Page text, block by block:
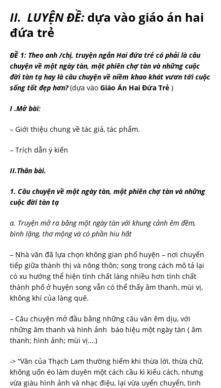
II. LUYỆN ĐỀ: dựa vào giáo án hai
đứa trẻ
ĐỀ 1: Theo anh /chị, truyện ngắn Hai đứa trẻ có phải là câu
chuyện về một ngày tàn, một phiên chợ tàn và những cuộc
đời tàn tạ hay là câu chuyện về niềm khao khát vươn tới cuộc
sống tốt đẹp hơn?(dựa vào Giáo Án Hai Đứa Trẻ )
I .Mở bài:
– Giới thiệu chung về tác giả, tác phẩm.
– Trích dẫn ý kiến
II.Thân bài.
1. Câu chuyện về một ngày tàn, một phiên chợ tàn và những
cuộc đời tàn tạ
a. Truyện mở ra bằng một ngày tàn với khung cảnh êm đềm,
bình lặng, thơ mộng và có phần hiu hắt
– Nhà văn đã lựa chọn không gian phố huyện – nơi chuyển
tiếp giữa thành thị và nông thôn; song trong cách mô tả lại
có xu hướng thể hiện tính chất làng nhiều hơn tính chất
thành phố ở huyện song vẫn có thể thấy âm thanh, mùi vị,
không khí của làng quê.
– Câu chuyện mở đầu bằng những câu văn êm dịu, với
những âm thanh và hình ảnh báo hiệu một ngày tàn ( âm
thanh; hình ảnh; mùi vị….)
-> “Văn của Thạch Lam thường hiếm khi thừa lời, thừa chữ,
không uốn éo làm duyên một cách cầu kì kiểu cách, nhưng
vừa giàu hình ảnh và nhạc điệu, lại vừa uyển chuyển, tinh